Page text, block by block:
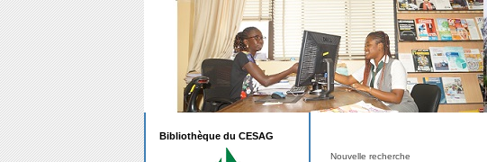
Nouvelle recherche
Bibliothèque du CESAG